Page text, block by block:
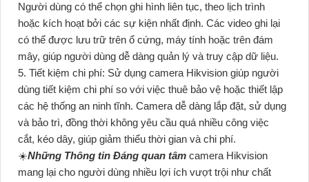
Người dùng có thể chọn ghi hình liên tục, theo lịch trình
hoặc kích hoạt bởi các sự kiện nhất định. Các video ghi lại
có thể được lưu trữ trên ổ cứng, máy tính hoặc trên đám
mây, giúp người dùng dễ dàng quản lý và truy cập dữ liệu.
5. Tiết kiệm chi phí: Sử dụng camera Hikvision giúp người
dùng tiết kiệm chi phí so với việc thuê bảo vệ hoặc thiết lập
các hệ thống an ninh tĩnh. Camera dễ dàng lắp đặt, sử dụng
và bảo trì, đồng thời không yêu cầu quá nhiều công việc
cắt, kéo dây, giúp giảm thiểu thời gian và chi phí.
☀️Những Thông tin Đáng quan tâm camera Hikvision
mang lại cho người dùng nhiều lợi ích vượt trội như chất